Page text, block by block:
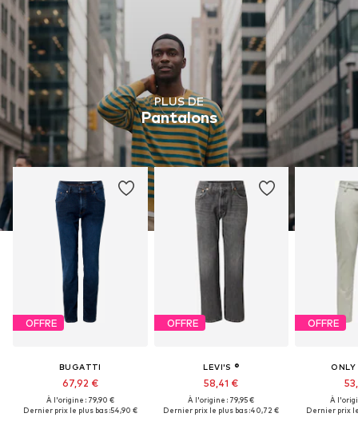
PLUS DE
Pantalons
OFFRE
BUGATTI
67,92 €
À l'origine : 79,90 €
Dernier prix le plus bas :54,90 €
OFFRE
LEVI'S ®
58,41 €
À l'origine : 79,95 €
Dernier prix le plus bas :40,72 €
OFFRE
À
Dernier prix